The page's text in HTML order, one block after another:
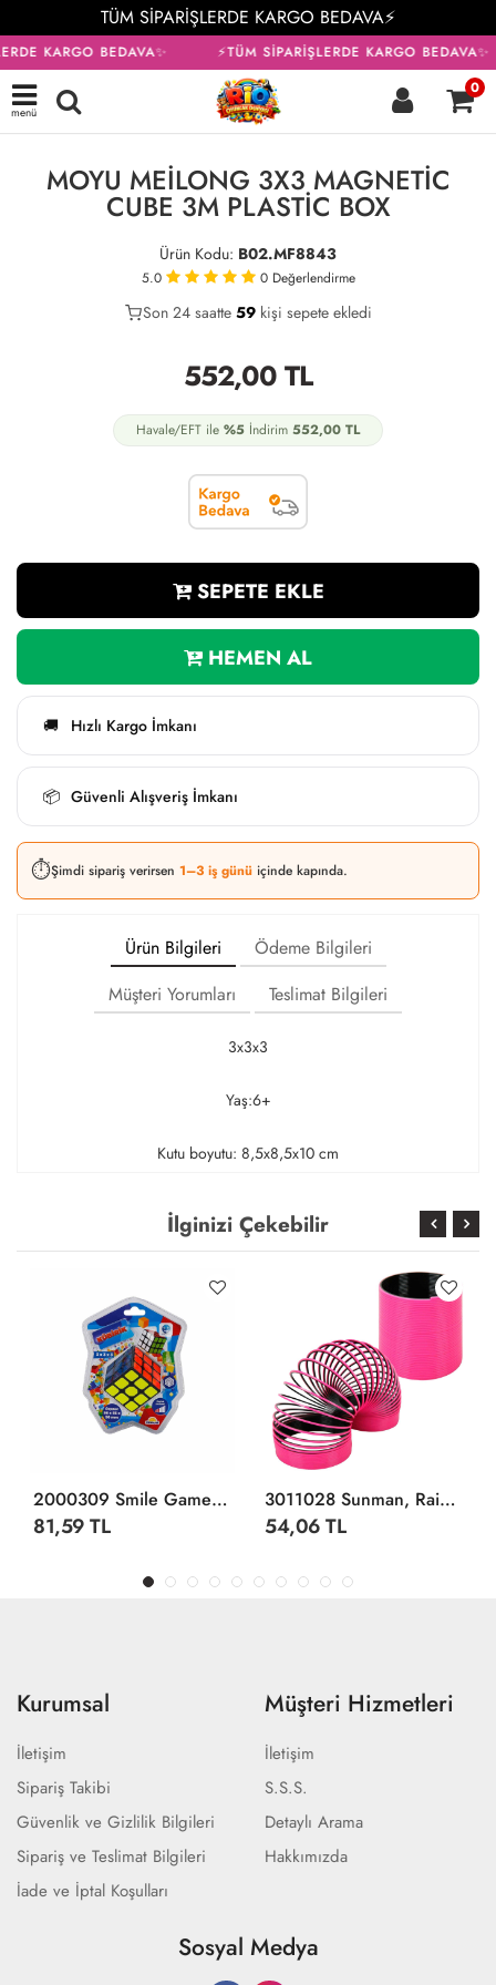
TÜM SİPARİŞLERDE KARGO BEDAVA⚡
KARGO BEDAVA✨ ⚡TÜM SİPARİŞLERDE KARGO BEDAVA✨
menü
0
MOYU MEİLONG 3X3 MAGNETİC
CUBE 3M PLASTİC BOX
Ürün Kodu: B02.MF8843
5.0 0 Değerlendirme
37
Son 24 saatte 59kişi sepete ekledi
22
552,00TL
Havale/EFT ile %5 İndirim 552,00 TL
SEPETE EKLE
HEMEN AL
🚚 Hızlı Kargo İmkanı
📦 Güvenli Alışveriş İmkanı
⏱️Şimdi sipariş verirsen 1–3 iş günü içinde kapında.
Ürün Bilgileri
Ödeme Bilgileri
Müşteri Yorumları
Teslimat Bilgileri
3x3x3
Yaş:6+
Kutu boyutu: 8,5x8,5x10 cm
İlginizi Çekebilir
2000309 Smile Games Kübirik 3x3x3 Zeka Küpü
81,59 TL
3011028 Sunman, Rainbow Çift Renkli Stres Yayı
54,06 TL
Kurumsal
İletişim
Sipariş Takibi
Güvenlik ve Gizlilik Bilgileri
Sipariş ve Teslimat Bilgileri
İade ve İptal Koşulları
Müşteri Hizmetleri
İletişim
S.S.S.
Detaylı Arama
Hakkımızda
Sosyal Medya